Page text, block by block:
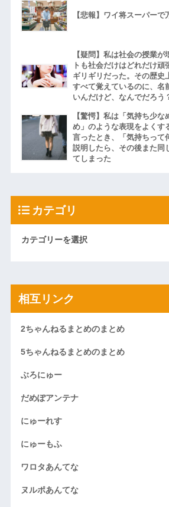
【悲報】ワイ将スーパー
【疑問】私は社会の授業
トも社会だけはどれだけ
ギリギリだった。その歴史
すべて覚えているのに、名
いんだけど、なんでだろう
【驚愕】私は「気持ち少
め」のような表現をよくす
言ったとき、「気持ちって
説明したら、その後また同
てしまった
カテゴリ
相互リンク
2ちゃんねるまとめのまとめ
5ちゃんねるまとめのまとめ
ぶろにゅー
だめぽアンテナ
にゅーれす
にゅーもふ
ワロタあんてな
ヌルポあんてな